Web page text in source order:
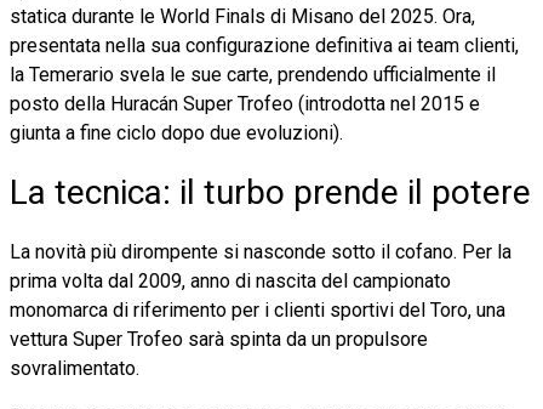
statica durante le World Finals di Misano del 2025. Ora,
presentata nella sua configurazione definitiva ai team clienti,
la Temerario svela le sue carte, prendendo ufficialmente il
posto della Huracán Super Trofeo (introdotta nel 2015 e
giunta a fine ciclo dopo due evoluzioni).
La tecnica: il turbo prende il potere
La novità più dirompente si nasconde sotto il cofano. Per la
prima volta dal 2009, anno di nascita del campionato
monomarca di riferimento per i clienti sportivi del Toro, una
vettura Super Trofeo sarà spinta da un propulsore
sovralimentato.